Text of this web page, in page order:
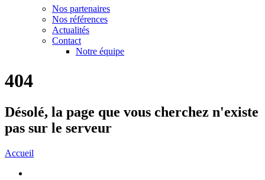
Nos partenaires
Nos références
Actualités
Contact
Notre équipe
404
Désolé, la page que vous cherchez n'existe
pas sur le serveur
Accueil